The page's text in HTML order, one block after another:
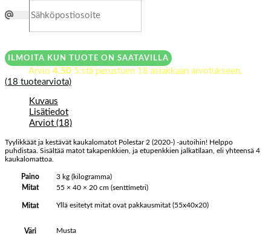
ILMOITA KUN TUOTE ON SAATAVILLA
Arvio 4.50 5:stä perustuen 18 asiakkaan arvotukseen.
(18 tuotearviota)
Kuvaus
Lisätiedot
Arviot (18)
Tyylikkäät ja kestävät kaukalomatot Polestar 2 (2020-) -autoihin! Helppo
puhdistaa. Sisältää matot takapenkkien, ja etupenkkien jalkatilaan, eli yhteensä 4
kaukalomattoa.
Paino
3 kg (kilogramma)
Mitat
55 × 40 × 20 cm (senttimetri)
Mitat Yllä esitetyt mitat ovat pakkausmitat (55x40x20)
Väri Musta